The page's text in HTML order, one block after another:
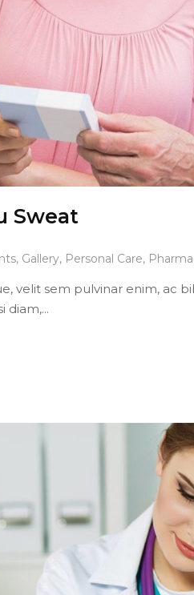
Sweat
, Gallery, Personal Care,
velit sem pulvinar enim, ac
diam,...